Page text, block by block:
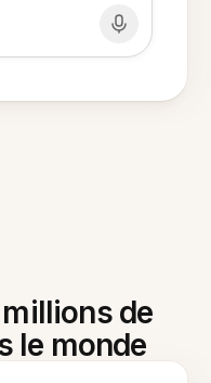
de
le monde